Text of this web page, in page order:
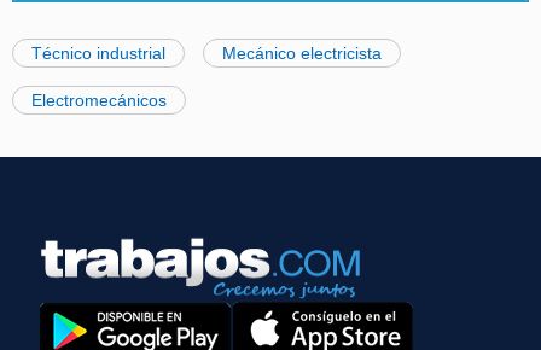
Técnico industrial Mecánico electricista
Electromecánicos